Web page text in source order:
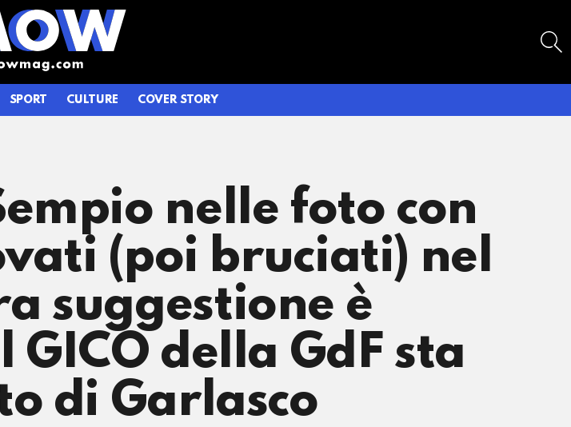
SPORT CULTURE COVER STORY
nelle foto con
(poi bruciati) nel
suggestione è
della GdF sta
di Garlasco